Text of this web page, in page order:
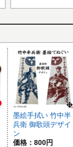
墨絵手拭い 竹中半
兵衛 御歌頭デザイ
ン
価格：800円